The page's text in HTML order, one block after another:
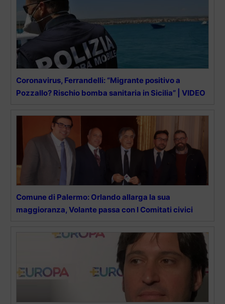
Coronavirus, Ferrandelli: “Migrante positivo a
Pozzallo? Rischio bomba sanitaria in Sicilia” | VIDEO
Comune di Palermo: Orlando allarga la sua
maggioranza, Volante passa con I Comitati civici